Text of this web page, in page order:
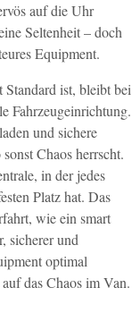
auf die Uhr
Seltenheit – doch
Equipment.
ist, bleibt bei
Fahrzeugeinrichtung.
und sichere
Chaos herrscht.
in der jedes
Platz hat. Das
wie ein smart
sicherer und
optimal
das Chaos im Van.